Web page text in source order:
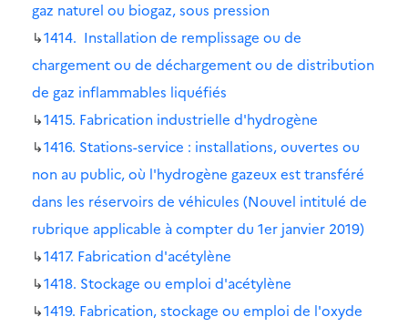
gaz naturel ou biogaz, sous pression
↳1414. Installation de remplissage ou de
chargement ou de déchargement ou de distribution
de gaz inflammables liquéfiés
↳1415. Fabrication industrielle d'hydrogène
↳1416. Stations-service : installations, ouvertes ou
non au public, où l'hydrogène gazeux est transféré
dans les réservoirs de véhicules (Nouvel intitulé de
rubrique applicable à compter du 1er janvier 2019)
↳1417. Fabrication d'acétylène
↳1418. Stockage ou emploi d'acétylène
↳1419. Fabrication, stockage ou emploi de l'oxyde